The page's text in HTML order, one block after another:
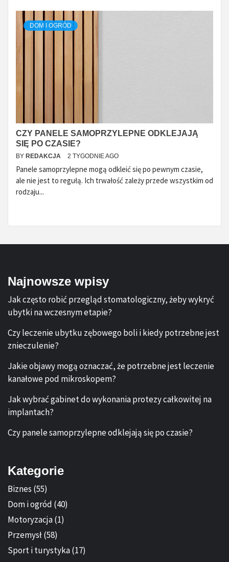
DOM I OGRÓD
CZY PANELE SAMOPRZYLEPNE ODKLEJAJĄ
SIĘ PO CZASIE?
BY REDAKCJA 2 TYGODNIE AGO
Panele samoprzylepne mogą odkleić się po pewnym czasie,
ale nie jest to regułą. Ich trwałość zależy przede wszystkim od
rodzaju...
Najnowsze wpisy
Jak często robić przegląd stomatologiczny, żeby wykryć
ubytki na wczesnym etapie?
Czy leczenie ubytku zębowego boli i kiedy potrzebne jest
znieczulenie?
Jakie objawy mogą oznaczać, że potrzebne jest leczenie
kanałowe pod mikroskopem?
Jak wybrać gabinet do wykonania protezy całkowitej na
implantach?
Czy panele samoprzylepne odklejają się po czasie?
Kategorie
Biznes (55)
Dom i ogród (40)
Motoryzacja(1)
Przemysł(58)
Sport i turystyka(17)